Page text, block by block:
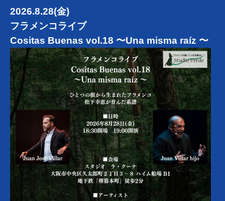
2026.8.28(金)
フラメンコライブ
Cositas Buenas vol.18 〜Una misma raíz 〜